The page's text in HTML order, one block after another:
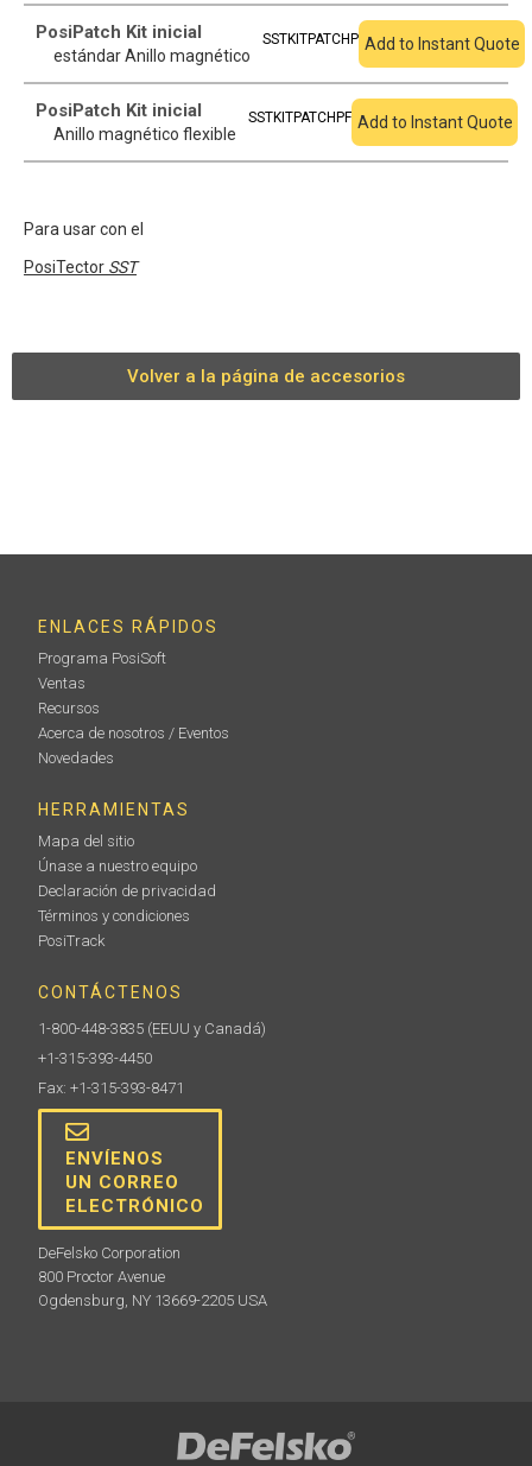
PosiPatch Kit inicial
estándar Anillo magnético
SSTKITPATCHP Add to Instant Quote
PosiPatch Kit inicial
Anillo magnético flexible
SSTKITPATCHPF Add to Instant Quote
Para usar con el
PosiTector SST
Volver a la página de accesorios
ENLACES RÁPIDOS
Programa PosiSoft
Ventas
Recursos
Acerca de nosotros / Eventos
Novedades
HERRAMIENTAS
Mapa del sitio
Únase a nuestro equipo
Declaración de privacidad
Términos y condiciones
PosiTrack
CONTÁCTENOS
1-800-448-3835 (EEUU y Canadá)
+1-315-393-4450
Fax: +1-315-393-8471
ENVÍENOS
UN CORREO
ELECTRÓNICO
DeFelsko Corporation
800 Proctor Avenue
Ogdensburg, NY 13669-2205 USA